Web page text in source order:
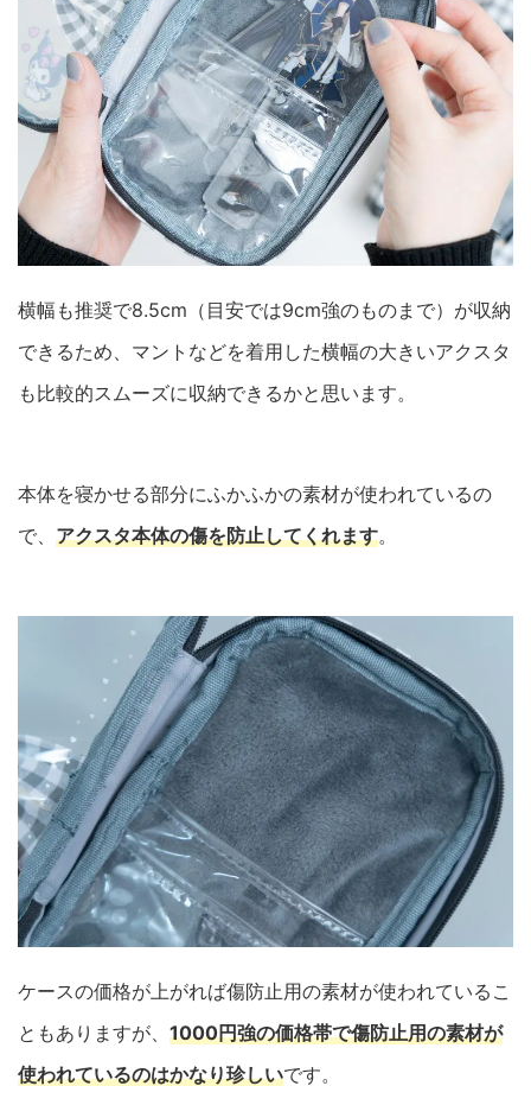
横幅も推奨で8.5cm（目安では9cm強のものまで）が収納
できるため、マントなどを着用した横幅の大きいアクスタ
も比較的スムーズに収納できるかと思います。
本体を寝かせる部分にふかふかの素材が使われているの
で、 アクスタ本体の傷を防止してくれます。
ケースの価格が上がれば傷防止用の素材が使われているこ
ともありますが、 1000円強の価格帯で傷防止用の素材が
使われているのはかなり珍しいです。